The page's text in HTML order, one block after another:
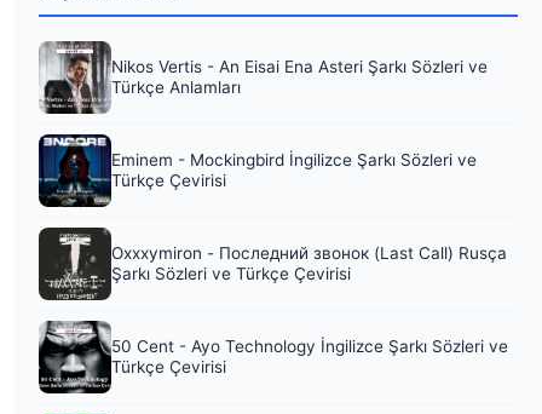
Nikos Vertis - An Eisai Ena Asteri Şarkı Sözleri ve
Türkçe Anlamları
Eminem - Mockingbird İngilizce Şarkı Sözleri ve
Türkçe Çevirisi
Oxxxymiron - Последний звонок (Last Call) Rusça
Şarkı Sözleri ve Türkçe Çevirisi
50 Cent - Ayo Technology İngilizce Şarkı Sözleri ve
Türkçe Çevirisi